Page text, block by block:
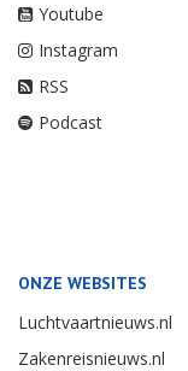
Youtube
Instagram
RSS
Podcast
ONZE WEBSITES
Luchtvaartnieuws.nl
Zakenreisnieuws.nl